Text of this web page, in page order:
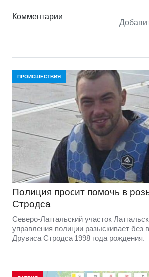
Комментарии
ПРОИСШЕСТВИЯ
Полиция просит помочь в
Стродса
Северо-Латгальский участок
управления полиции разыскивает без
Друвиса Стродса 1998 года рождения.